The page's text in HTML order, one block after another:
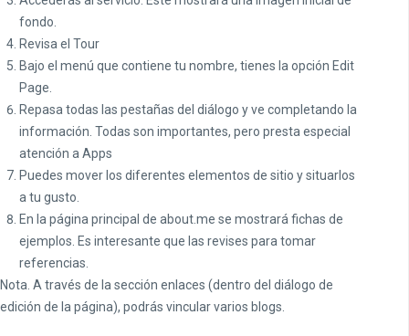
fondo.
Revisa el Tour
Bajo el menú que contiene tu nombre, tienes la opción Edit
Page.
Repasa todas las pestañas del diálogo y ve completando la
información. Todas son importantes, pero presta especial
atención a Apps
Puedes mover los diferentes elementos de sitio y situarlos
a tu gusto.
En la página principal de about.me se mostrará fichas de
ejemplos. Es interesante que las revises para tomar
referencias.
Nota. A través de la sección enlaces (dentro del diálogo de
edición de la página), podrás vincular varios blogs.